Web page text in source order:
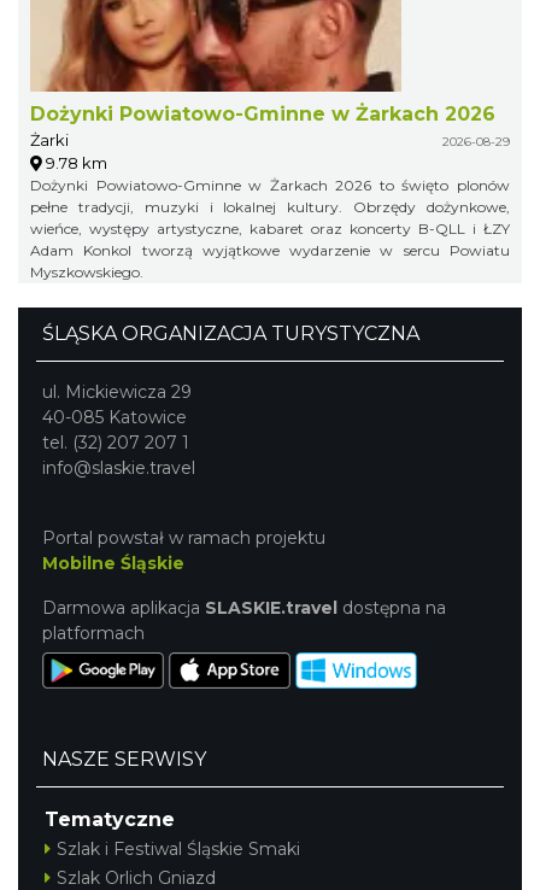
Dożynki Powiatowo-Gminne w Żarkach 2026
Żarki 2026-08-29
9.78 km
Dożynki Powiatowo-Gminne w Żarkach 2026 to święto plonów
pełne tradycji, muzyki i lokalnej kultury. Obrzędy dożynkowe,
wieńce, występy artystyczne, kabaret oraz koncerty B-QLL i ŁZY
Adam Konkol tworzą wyjątkowe wydarzenie w sercu Powiatu
Myszkowskiego.
ŚLĄSKA ORGANIZACJA TURYSTYCZNA
ul. Mickiewicza 29
40-085 Katowice
tel. (32) 207 207 1
info@slaskie.travel
Portal powstał w ramach projektu
Mobilne Śląskie
Darmowa aplikacja SLASKIE.travel dostępna na
platformach
NASZE SERWISY
Tematyczne
Szlak i Festiwal Śląskie Smaki
Szlak Orlich Gniazd